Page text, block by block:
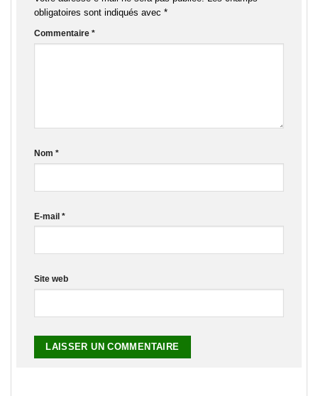
obligatoires sont indiqués avec *
Commentaire *
Nom *
E-mail *
Site web